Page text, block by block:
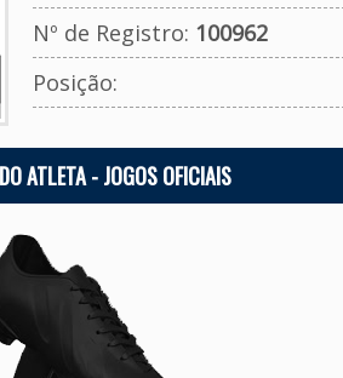
Nº de Registro: 100962
Posição:
ATLETA - JOGOS OFICIAIS